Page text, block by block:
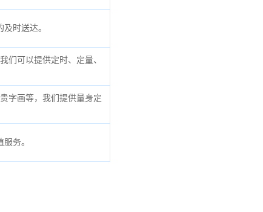
时送达。
们可以提供定时、定量、
字画等，我们提供量身定
务。